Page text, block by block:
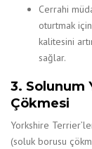
Cerrahi
oturtmak
kalitesini
sağlar.
3. Solunum
Çökmesi
Yorkshire
(soluk borusu